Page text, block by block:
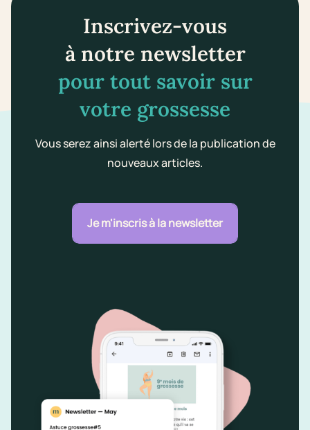
Inscrivez-vous
à notre newsletter
pour tout savoir sur
votre grossesse
Vous serez ainsi alerté lors de la publication de
nouveaux articles.
Je m'inscris à la newsletter